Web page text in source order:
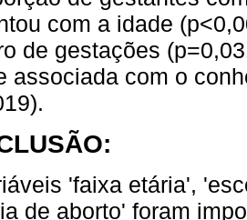
com a idade
de gestações
associada com o
'faixa etária',
de aborto' foram